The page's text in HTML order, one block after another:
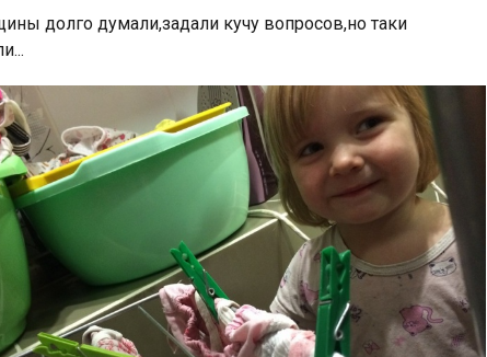
долго думали,задали кучу вопросов,но таки